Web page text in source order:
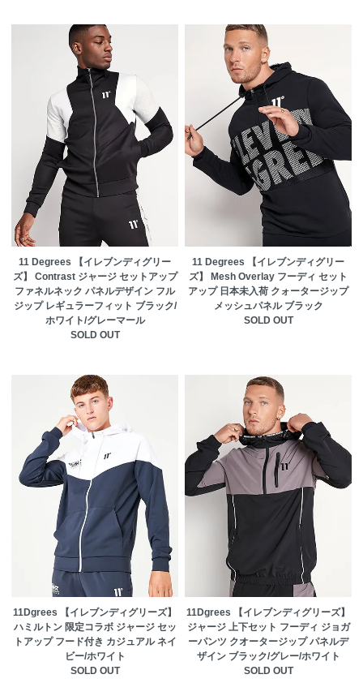
11 Degrees 【イレブンディグリー
ズ】 Contrast ジャージ セットアップ
ファネルネック パネルデザイン フル
ジップ レギュラーフィット ブラック/
ホワイト/グレーマール
SOLD OUT
11 Degrees 【イレブンディグリー
ズ】 Mesh Overlay フーディ セット
アップ 日本未入荷 クォータージップ
メッシュパネル ブラック
SOLD OUT
11Dgrees 【イレブンディグリーズ】
ハミルトン 限定コラボ ジャージ セッ
トアップ フード付き カジュアル ネイ
ビー/ホワイト
SOLD OUT
11Dgrees 【イレブンディグリーズ】
ジャージ 上下セット フーディ ジョガ
ーパンツ クオータージップ パネルデ
ザイン ブラック/グレー/ホワイト
SOLD OUT